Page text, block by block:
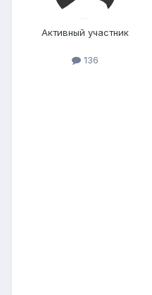
Активный участник
136